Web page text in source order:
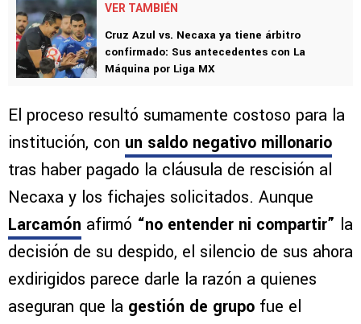
VER TAMBIÉN
Cruz Azul vs. Necaxa ya tiene árbitro
confirmado: Sus antecedentes con La
Máquina por Liga MX
El proceso resultó sumamente costoso para la
institución, con un saldo negativo millonario
tras haber pagado la cláusula de rescisión al
Necaxa y los fichajes solicitados. Aunque
Larcamón afirmó “no entender ni compartir” la
decisión de su despido, el silencio de sus ahora
exdirigidos parece darle la razón a quienes
aseguran que la gestión de grupo fue el